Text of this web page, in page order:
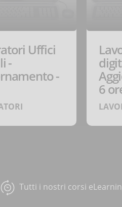
Uffici
-
-
6
Tutti i nostri corsi